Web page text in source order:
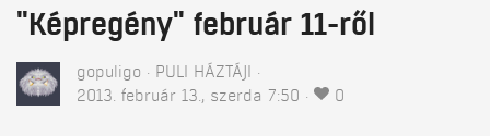
"Képregény" február 11-ről
gopuligo
PULI HÁZTÁJI
2013. február 13., szerda 7:50
0